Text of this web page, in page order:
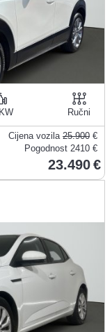
Ručni
Cijena vozila 25.900 €
Pogodnost 2410 €
23.490